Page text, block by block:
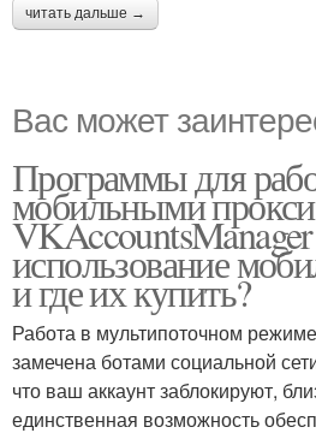
читать дальше →
Вас может
Программы для
мобильными
VKAccountsManager
использование
и где их купить?
Работа в мультипоточном
замечена ботами социальной
что ваш аккаунт заблокируют,
единственная возможность